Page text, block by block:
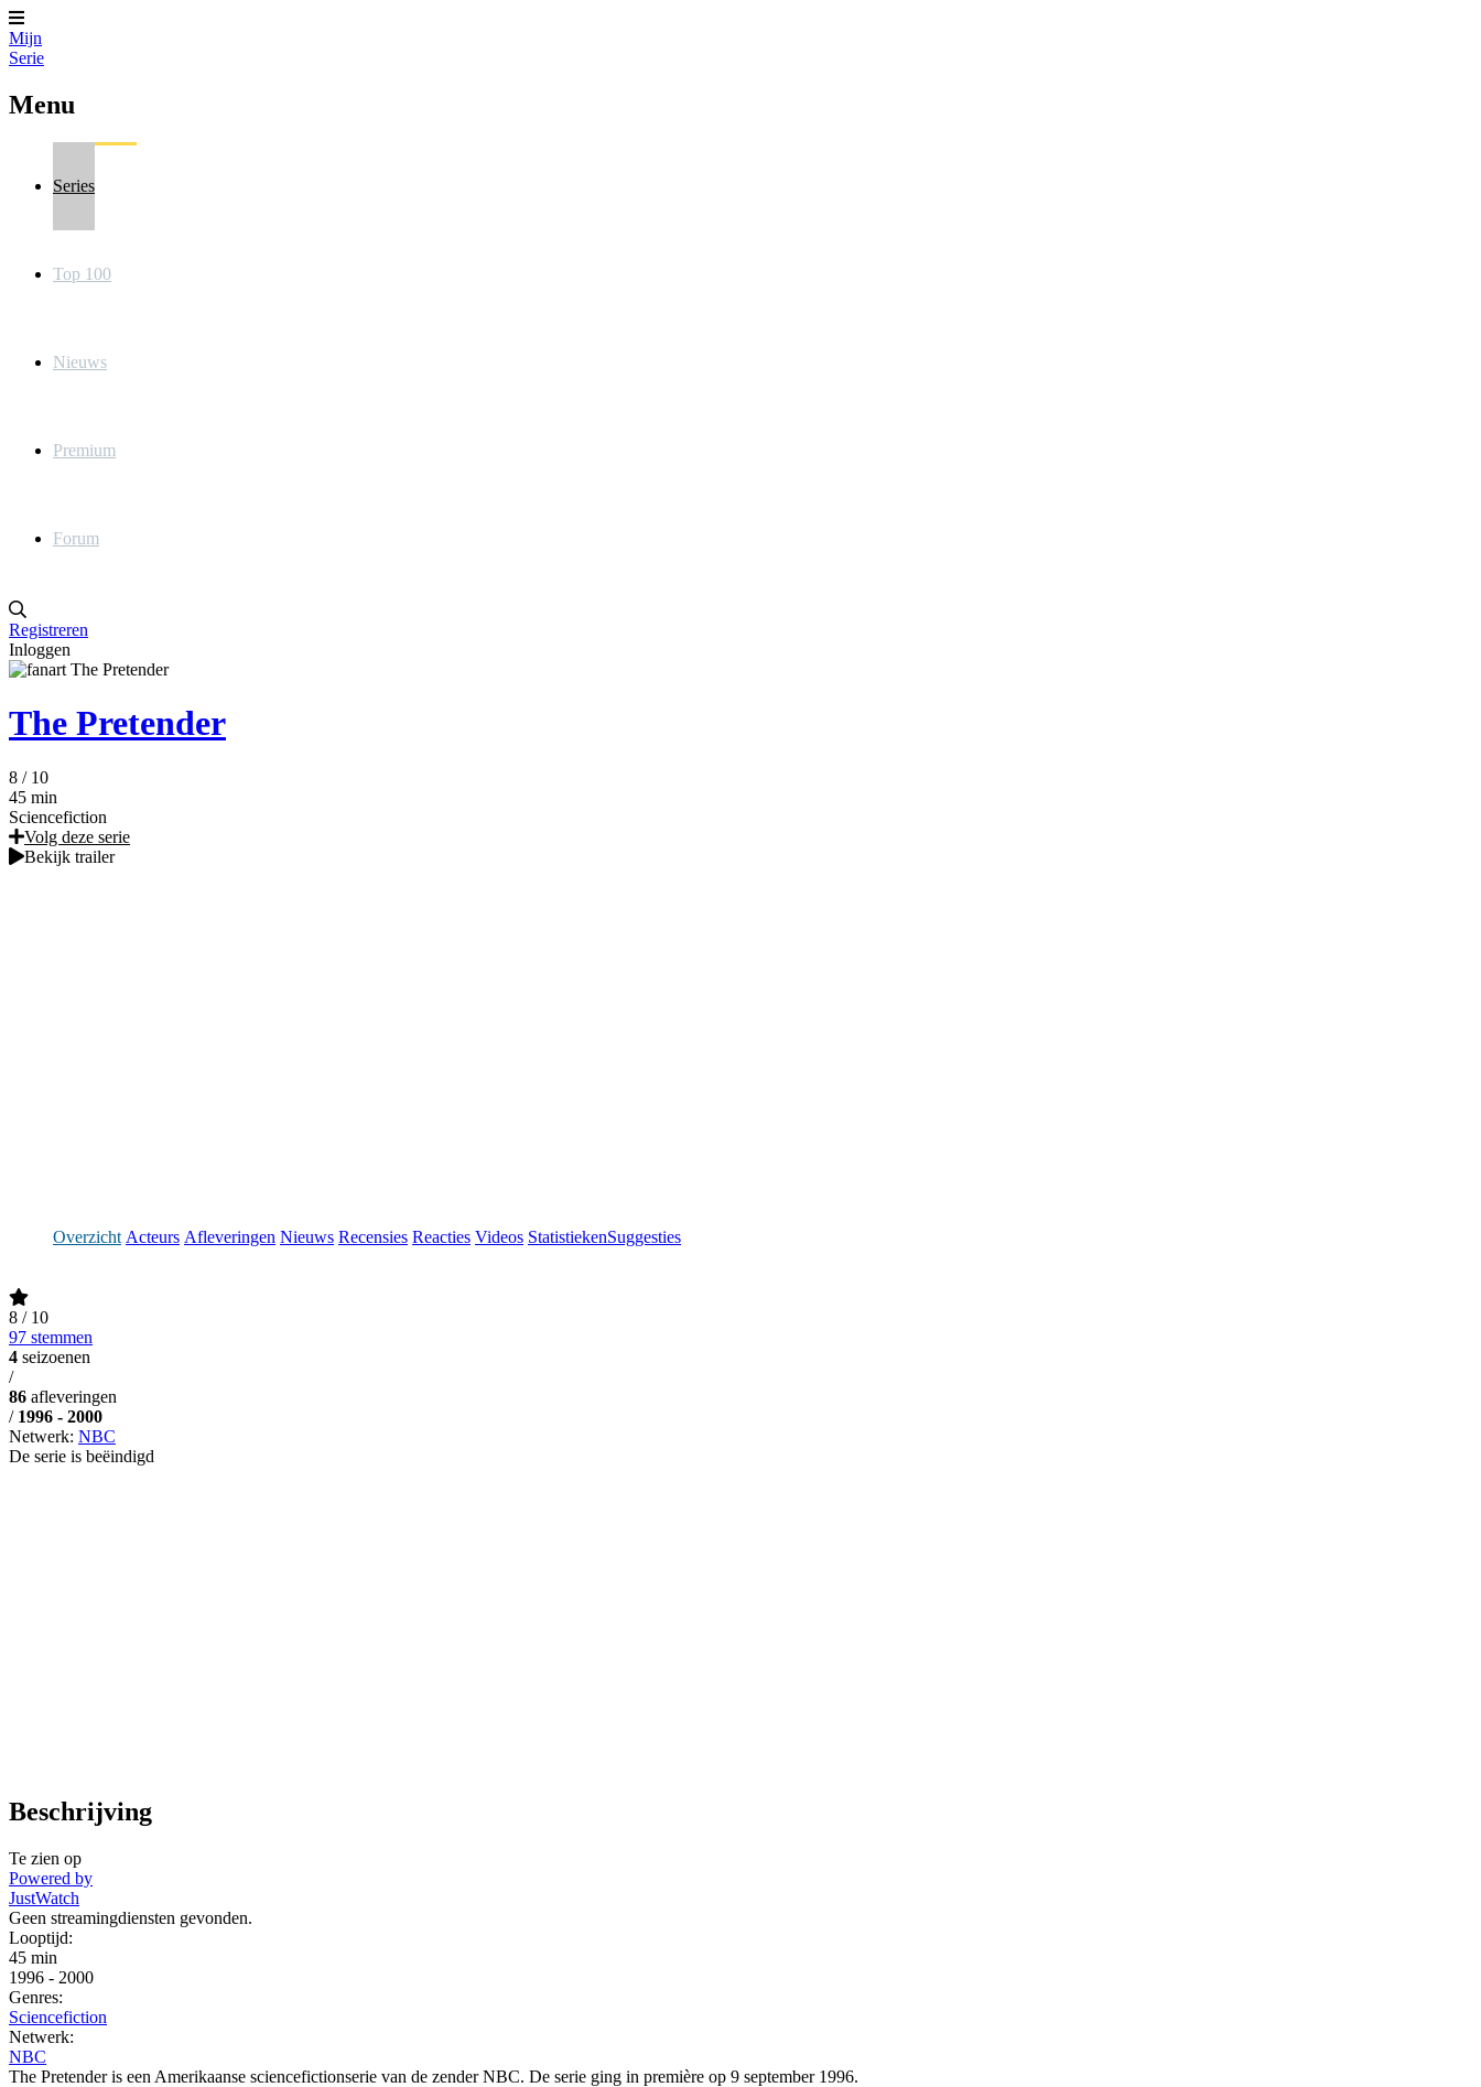
Mijn
Serie
Menu
Series
Top 100
Nieuws
Premium
Forum
Registreren
Inloggen
The Pretender
8 / 10
45 min
Sciencefiction
Volg deze serie
Bekijk trailer
Overzicht Acteurs Afleveringen Nieuws Recensies Reacties Videos StatistiekenSuggesties
8 / 10
97 stemmen
4 seizoenen
/
86 afleveringen
/ 1996 - 2000
Netwerk: NBC
De serie is beëindigd
Beschrijving
Te zien op
Powered by
JustWatch
Geen streamingdiensten gevonden.
Looptijd:
45 min
1996 - 2000
Genres:
Sciencefiction
Netwerk:
NBC
The Pretender is een Amerikaanse sciencefictionserie van de zender NBC. De serie ging in première op 9 september 1996.